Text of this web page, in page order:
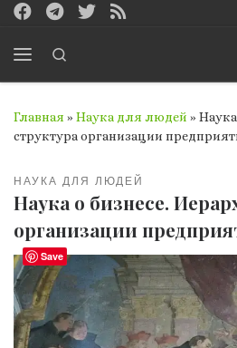
Перейти к содержимому
Главная » Наука для людей »
структура организации
НАУКА ДЛЯ ЛЮДЕЙ
Наука о бизнесе.
организации
Save